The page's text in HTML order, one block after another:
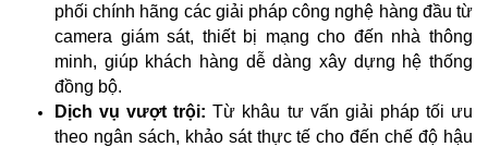
phối chính hãng các giải pháp công nghệ hàng đầu từ
camera giám sát, thiết bị mạng cho đến nhà thông
minh, giúp khách hàng dễ dàng xây dựng hệ thống
đồng bộ.
Dịch vụ vượt trội: Từ khâu tư vấn giải pháp tối ưu
theo ngân sách, khảo sát thực tế cho đến chế độ hậu